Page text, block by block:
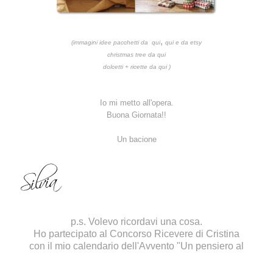
(immagini idee pacchetti da qui, quie da etsy
christmas tree da qui
dolcetti + ricette da qui )
Io mi metto all'opera.
Buona Giornata!!
Un bacione
p.s. Volevo ricordavi una cosa.
Ho partecipato al Concorso Ricevere di Cristina
con il mio calendario dell'Avvento "Un pensiero al